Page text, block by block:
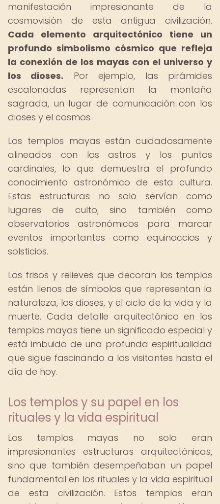
manifestación impresionante de la
cosmovisión de esta antigua civilización.
Cada elemento arquitectónico tiene un
profundo simbolismo cósmico que refleja
la conexión de los mayas con el universo y
los dioses. Por ejemplo, las pirámides
escalonadas representan la montaña
sagrada, un lugar de comunicación con los
dioses y el cosmos.
Los templos mayas están cuidadosamente
alineados con los astros y los puntos
cardinales, lo que demuestra el profundo
conocimiento astronómico de esta cultura.
Estas estructuras no solo servían como
lugares de culto, sino también como
observatorios astronómicos para marcar
eventos importantes como equinoccios y
solsticios.
Los frisos y relieves que decoran los templos
están llenos de símbolos que representan la
naturaleza, los dioses, y el ciclo de la vida y la
muerte. Cada detalle arquitectónico en los
templos mayas tiene un significado especial y
está imbuido de una profunda espiritualidad
que sigue fascinando a los visitantes hasta el
día de hoy.
Los templos y su papel en los
rituales y la vida espiritual
Los templos mayas no solo eran
impresionantes estructuras arquitectónicas,
sino que también desempeñaban un papel
fundamental en los rituales y la vida espiritual
de esta civilización. Estos templos eran